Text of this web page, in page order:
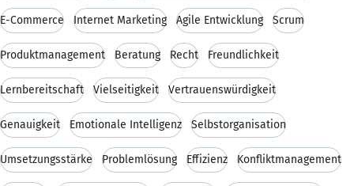
E-Commerce Internet Marketing Agile Entwicklung Scrum
Produktmanagement Beratung Recht Freundlichkeit
Lernbereitschaft Vielseitigkeit Vertrauenswürdigkeit
Genauigkeit Emotionale Intelligenz Selbstorganisation
Umsetzungsstärke Problemlösung Effizienz Konfliktmanagement